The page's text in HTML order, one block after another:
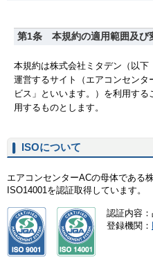
ISOについて
エアコンセンターACの母体である
ISO14001を認証取得しています。
認証内容
登録機関：